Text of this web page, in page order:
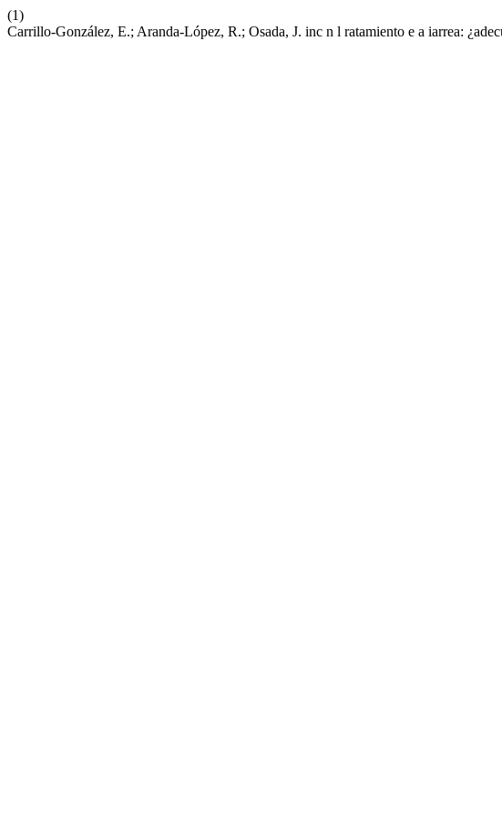
(1)
Carrillo-González, E.; Aranda-López, R.; Osada, J. inc n l ratamiento e a iarrea: